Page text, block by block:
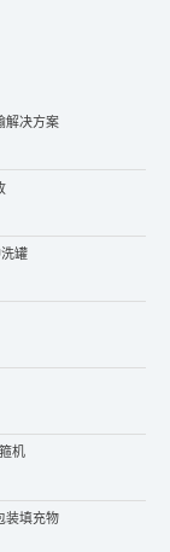
解决方案
罐
机
装填充物